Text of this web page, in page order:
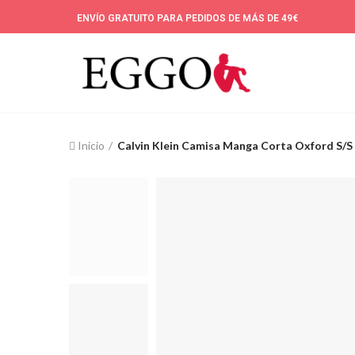
ENVÍO GRATUITO PARA PEDIDOS DE MÁS DE 49€
Inicio Calvin Klein Camisa Manga Corta Oxford S/